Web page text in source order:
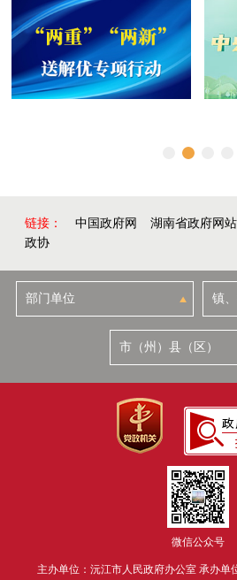
链接： 中国政府网 湖南省政府网站
政协
微信公众号
主办单位：沅江市人民政府办公室 承办单